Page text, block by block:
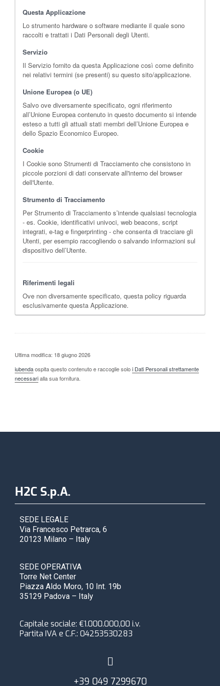
Questa Applicazione
Lo strumento hardware o software mediante il quale sono
raccolti e trattati i Dati Personali degli Utenti.
Servizio
Il Servizio fornito da questa Applicazione così come definito
nei relativi termini (se presenti) su questo sito/applicazione.
Unione Europea (o UE)
Salvo ove diversamente specificato, ogni riferimento
all’Unione Europea contenuto in questo documento si intende
esteso a tutti gli attuali stati membri dell’Unione Europea e
dello Spazio Economico Europeo.
Cookie
I Cookie sono Strumenti di Tracciamento che consistono in
piccole porzioni di dati conservate all'interno del browser
dell'Utente.
Strumento di Tracciamento
Per Strumento di Tracciamento s’intende qualsiasi tecnologia
- es. Cookie, identificativi univoci, web beacons, script
integrati, e-tag e fingerprinting - che consenta di tracciare gli
Utenti, per esempio raccogliendo o salvando informazioni sul
dispositivo dell’Utente.
Riferimenti legali
Ove non diversamente specificato, questa policy riguarda
esclusivamente questa Applicazione.
Ultima modifica: 18 giugno 2026
iubendaospita questo contenuto e raccoglie soloi Dati Personali strettamente
necessarialla sua fornitura.
H2C S.p.A.
SEDE LEGALE
Via Francesco Petrarca, 6
20123 Milano – Italy
SEDE OPERATIVA
Torre Net Center
Piazza Aldo Moro, 10 Int. 19b
35129 Padova – Italy
Capitale sociale: €1.000.000,00 i.v.
Partita IVA e C.F.: 04253530283
+39 049 7299670